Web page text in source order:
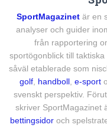
SportMagazinetär en
analyser och guider
från rapportering
sportögonblick till
såväl etablerade som
golf, handboll, e-sport
svenskt perspektiv.
skriver SportMagazinet
bettingsidoroch